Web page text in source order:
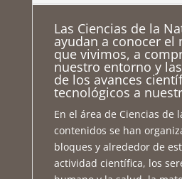
Las Ciencias de la
ayudan a conocer el
que vivimos, a
nuestro entorno y
de los avances
tecnológicos a
En el área de Ciencias de
contenidos se han
bloques y alrededor de
actividad científica, los